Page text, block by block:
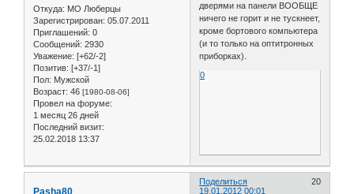
Откуда: МО Люберцы
Зарегистрирован: 05.07.2011
Приглашений: 0
Сообщений: 2930
Уважение: [+62/-2]
Позитив: [+37/-1]
Пол: Мужской
Возраст: 46 [1980-08-06]
Провел на форуме:
1 месяц 26 дней
Последний визит:
25.02.2018 13:37
дверями на панели ВООБЩЕ
ничего не горит и не тускнеет,
кроме бортового компьютера
(и то только на оптитронных
приборках).
0
Поделиться
20
19.01.2012 00:01
Pasha80